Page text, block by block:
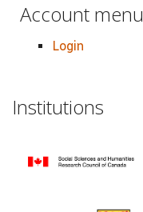
Account menu
Login
Institutions